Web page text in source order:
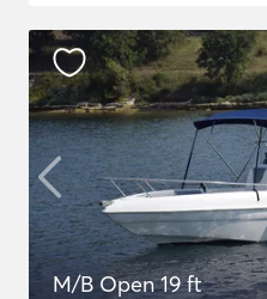
M/B Open 19 ft